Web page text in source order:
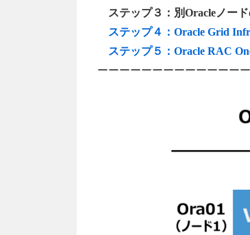
ステップ３：別Oracleノー
ステップ４：Oracle Grid
ステップ５：Oracle RAC
ーーーーーーーーーーーーー